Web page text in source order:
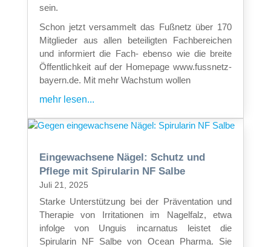
sein.
Schon jetzt versammelt das Fußnetz über 170
Mitglieder aus allen beteiligten Fachbereichen
und informiert die Fach- ebenso wie die breite
Öffentlichkeit auf der Homepage www.fussnetz-
bayern.de. Mit mehr Wachstum wollen
mehr lesen...
Eingewachsene Nägel: Schutz und
Pflege mit Spirularin NF Salbe
Juli 21, 2025
Starke Unterstützung bei der Präventation und
Therapie von Irritationen im Nagelfalz, etwa
infolge von Unguis incarnatus leistet die
Spirularin NF Salbe von Ocean Pharma. Sie